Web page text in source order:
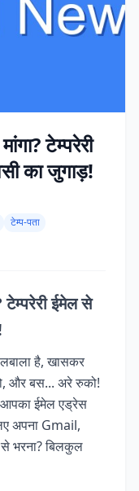
टेम्परेरी
का जुगाड़!
टेम्प-पता
ईमेल से
है, खासकर
और बस... अरे रुको!
ईमेल एड्रेस
अपना Gmail,
भरना? बिलकुल